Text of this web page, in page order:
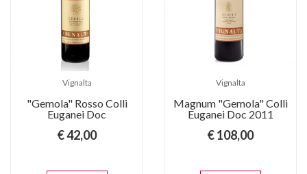
Vignalta
"Gemola" Rosso Colli
Euganei Doc
€ 42,00
Vignalta
Magnum "Gemola" Colli
Euganei Doc 2011
€ 108,00